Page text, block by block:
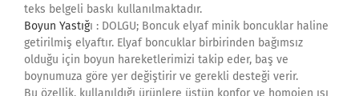
teks belgeli baskı kullanılmaktadır.
Boyun Yastığı : DOLGU; Boncuk elyaf minik boncuklar haline
getirilmiş elyaftır. Elyaf boncuklar birbirinden bağımsız
olduğu için boyun hareketlerimizi takip eder, baş ve
boynumuza göre yer değiştirir ve gerekli desteği verir.
Bu özellik, kullanıldığı ürünlere üstün konfor ve homojen ısı